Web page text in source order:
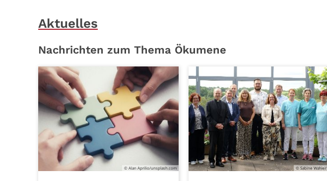
Aktuelles
Nachrichten zum Thema Ökumene
© Alan Aprilio/unsplash.com © Sabine Wahler